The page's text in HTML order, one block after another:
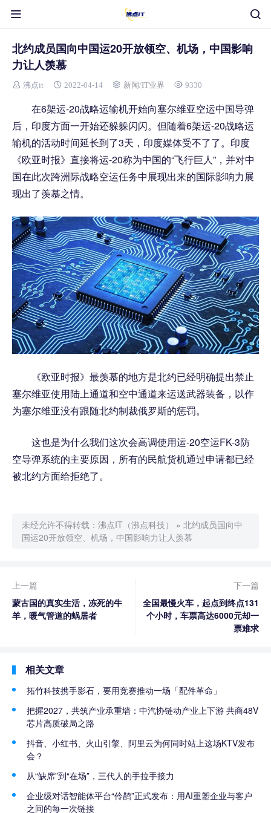
北约成员国向中国运20开放领空、机场，中国影响
力让人羡慕
沸点it 2022-04-14 新闻/IT业界 9330
在6架运-20战略运输机开始向塞尔维亚空运中国导弹
后，印度方面一开始还躲躲闪闪。但随着6架运-20战略运
输机的活动时间延长到了3天，印度媒体受不了了。印度
《欧亚时报》直接将运-20称为中国的“飞行巨人”，并对中
国在此次跨洲际战略空运任务中展现出来的国际影响力展
现出了羡慕之情。
《欧亚时报》最羡慕的地方是北约已经明确提出禁止
塞尔维亚使用陆上通道和空中通道来运送武器装备，以作
为塞尔维亚没有跟随北约制裁俄罗斯的惩罚。
这也是为什么我们这次会高调使用运-20空运FK-3防
空导弹系统的主要原因，所有的民航货机通过申请都已经
被北约方面给拒绝了。
未经允许不得转载： 沸点IT（沸点科技） » 北约成员国向中
国运20开放领空、机场，中国影响力让人羡慕
上一篇
蒙古国的真实生活，冻死的牛
羊，暖气管道的蜗居者
下一篇
全国最慢火车，起点到终点131
个小时，车票高达6000元却一
票难求
相关文章
拓竹科技携手影石，要用竞赛推动一场「配件革命」
把握2027，共筑产业承重墙：中汽协链动产业上下游 共商48V
芯片高质破局之路
抖音、小红书、火山引擎、阿里云为何同时站上这场KTV发布
会？
从“缺席”到“在场”，三代人的手拉手接力
企业级对话智能体平台“伶鹊”正式发布：用AI重塑企业与客户
之间的每一次链接